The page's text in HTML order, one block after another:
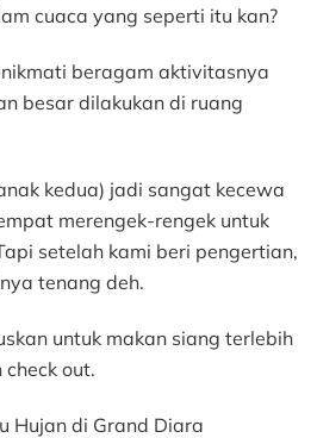
cuaca yang seperti itu kan?
beragam aktivitasnya
besar dilakukan di ruang
kedua) jadi sangat kecewa
merengek-rengek untuk
setelah kami beri pengertian,
tenang deh.
untuk makan siang terlebih
out.